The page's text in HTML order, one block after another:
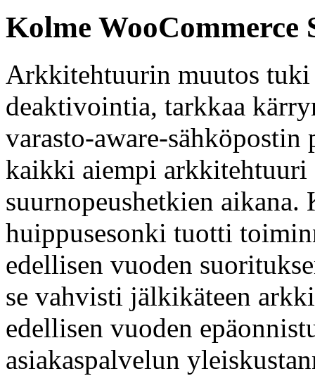
Kolme WooCommerce
Arkkitehtuurin muutos tuki
deaktivointia, tarkkaa
varasto-aware-
kaikki aiempi
suurnopeushetkien aikana.
huippusesonki tuotti
edellisen vuoden
se vahvisti jälkikäteen
edellisen vuoden
asiakaspalvelun